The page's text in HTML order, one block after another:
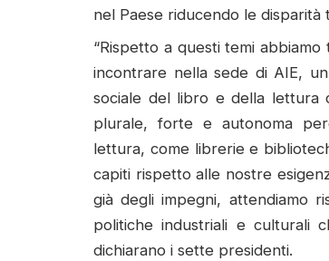
nel Paese riducendo le disparità
“Rispetto a questi temi
incontrare nella sede di AIE,
sociale del libro e della lettura
plurale, forte e autonoma
lettura, come librerie e
capiti rispetto alle nostre
già degli impegni, attendiamo
politiche industriali e culturali
dichiarano i sette presidenti.